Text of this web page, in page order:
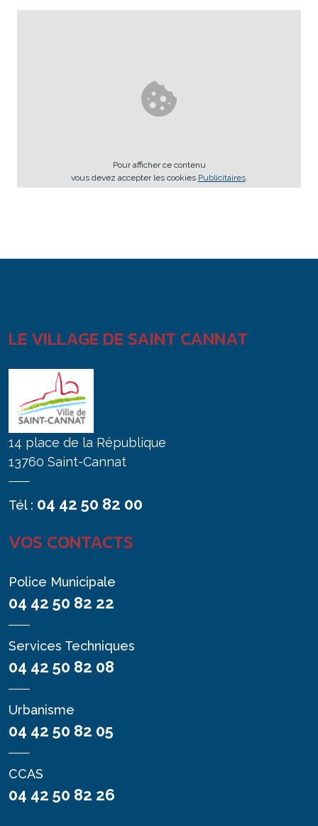
Pour afficher ce contenu
vous devez accepter les cookies Publicitaires.
LE VILLAGE DE SAINT CANNAT
14 place de la République
13760 Saint-Cannat
Tél : 04 42 50 82 00
VOS CONTACTS
Police Municipale
04 42 50 82 22
Services Techniques
04 42 50 82 08
Urbanisme
04 42 50 82 05
CCAS
04 42 50 82 26